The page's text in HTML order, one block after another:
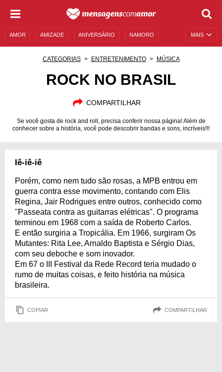
MAIS
AMOR AMIZADE ANIVERSÁRIO NAMORO
CATEGORIAS ENTRETENIMENTO MÚSICA
ROCK NO BRASIL
COMPARTILHAR
Se você gosta de rock and roll, precisa conferir nossa página! Além de
conhecer sobre a história, você pode descobrir bandas e sons, incríveis!!!
Iê-iê-iê
Porém, como nem tudo são rosas, a MPB entrou em
guerra contra esse movimento, contando com Elis
Regina, Jair Rodrigues entre outros, conhecido como
"Passeata contra as guitarras elétricas". O programa
terminou em 1968 com a saída de Roberto Carlos.
E então surgiria a Tropicália. Em 1966, surgiram Os
Mutantes: Rita Lee, Arnaldo Baptista e Sérgio Dias,
com seu deboche e som inovador.
Em 67 o III Festival da Rede Record teria mudado o
rumo de muitas coisas, e feito história na música
brasileira.
COPIAR COMPARTILHAR